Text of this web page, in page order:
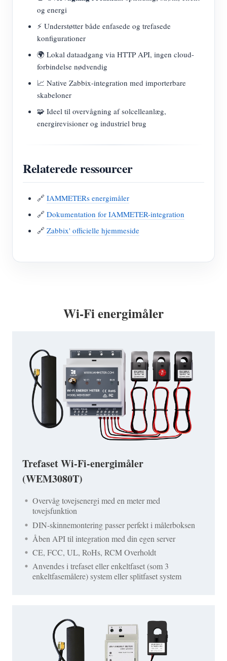
og energi
⚡ Understøtter både enfasede og trefasede
konfigurationer
🌍 Lokal dataadgang via HTTP API, ingen cloud-
forbindelse nødvendig
📈 Native Zabbix-integration med importerbare
skabeloner
🧩 Ideel til overvågning af solcelleanlæg,
energirevisioner og industriel brug
Relaterede ressourcer
🔗 IAMMETERs energimåler
🔗 Dokumentation for IAMMETER-integration
🔗 Zabbix' officielle hjemmeside
Wi-Fi energimåler
Trefaset Wi-Fi-energimåler
(WEM3080T)
Overvåg tovejsenergi med en meter med
tovejsfunktion
DIN-skinnemontering passer perfekt i målerboksen
Åben API til integration med din egen server
CE, FCC, UL, RoHs, RCM Overholdt
Anvendes i trefaset eller enkeltfaset (som 3
enkeltfasemålere) system eller splitfaset system